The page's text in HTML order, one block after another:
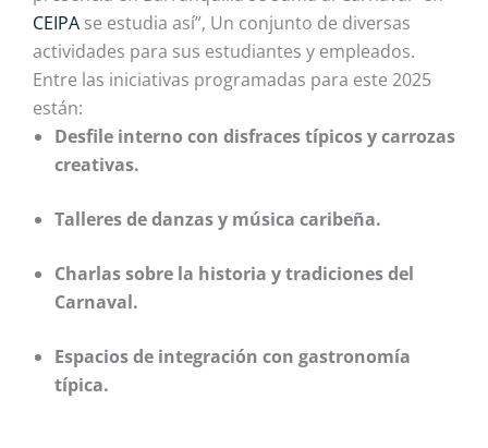
CEIPA se estudia así”, Un conjunto de diversas
actividades para sus estudiantes y empleados.
Entre las iniciativas programadas para este 2025
están:
Desfile interno con disfraces típicos y carrozas
creativas.
Talleres de danzas y música caribeña.
Charlas sobre la historia y tradiciones del
Carnaval.
Espacios de integración con gastronomía
típica.